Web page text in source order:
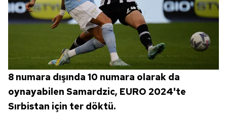
8 numara dışında 10 numara olarak da
oynayabilen Samardzic, EURO 2024'te
Sırbistan için ter döktü.